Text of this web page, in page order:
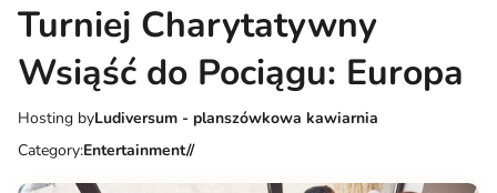
Get the App:
Turniej Charytatywny
Wsiąść do Pociągu: Europa
Hosting byLudiversum - planszówkowa kawiarnia
Category:Entertainment//